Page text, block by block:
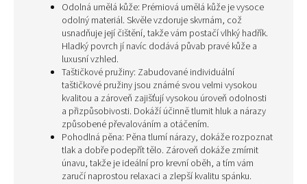
Odolná umělá kůže: Prémiová umělá kůže je vysoce
odolný materiál. Skvěle vzdoruje skvrnám, což
usnadňuje její čištění, takže vám postačí vlhký hadřík.
Hladký povrch jí navíc dodává půvab pravé kůže a
luxusní vzhled.
Taštičkové pružiny: Zabudované individuální
taštičkové pružiny jsou známé svou velmi vysokou
kvalitou a zároveň zajišťují vysokou úroveň odolnosti
a přizpůsobivosti. Dokáží účinně tlumit hluk a nárazy
způsobené převalováním a otáčením.
Pohodlná pěna: Pěna tlumí nárazy, dokáže rozpoznat
tlak a dobře podepřít tělo. Zároveň dokáže zmírnit
únavu, takže je ideální pro krevní oběh, a tím vám
zaručí naprostou relaxaci a zlepší kvalitu spánku.